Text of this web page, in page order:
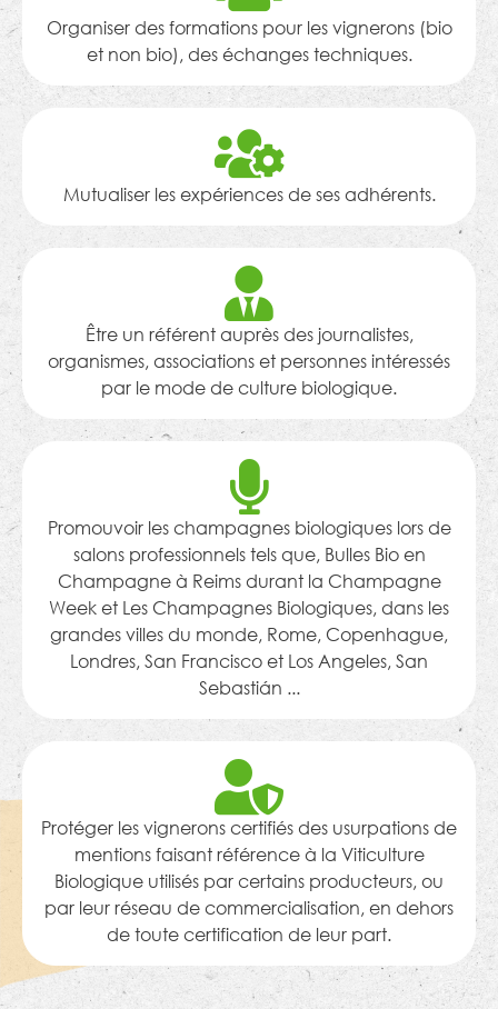
Organiser des formations pour les vignerons (bio
et non bio), des échanges techniques.
Mutualiser les expériences de ses adhérents.
Être un référent auprès des journalistes,
organismes, associations et personnes intéressés
par le mode de culture biologique.
Promouvoir les champagnes biologiques lors de
salons professionnels tels que, Bulles Bio en
Champagne à Reims durant la Champagne
Week et Les Champagnes Biologiques, dans les
grandes villes du monde, Rome, Copenhague,
Londres, San Francisco et Los Angeles, San
Sebastián ...
Protéger les vignerons certifiés des usurpations de
mentions faisant référence à la Viticulture
Biologique utilisés par certains producteurs, ou
par leur réseau de commercialisation, en dehors
de toute certification de leur part.